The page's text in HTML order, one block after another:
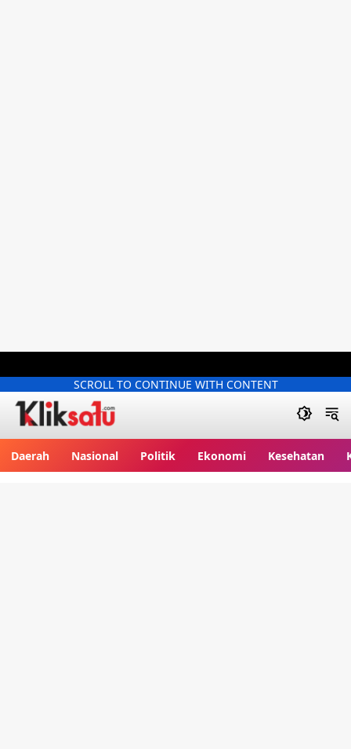
SCROLL TO CONTINUE WITH CONTENT
Daerah Nasional Politik Ekonomi Kesehatan